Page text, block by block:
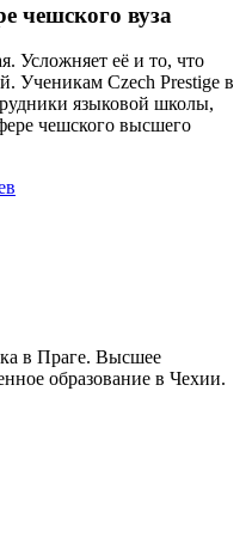
чешского вуза
Усложняет её и то, что
Ученикам Czech Prestige в
языковой школы,
чешского высшего
в Праге. Высшее
образование в Чехии.